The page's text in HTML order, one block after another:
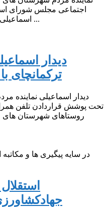
اجتماعی مجلس شورای
اسماعیلی نماینده مردم شریف شهرستانهای ...
دیدار
ترکمانچای
دیدار اسماعیلی نماینده
تحت پوشش قراردادن تلفن
روستاهای شهرستان های
در سایه پیگیری ها و